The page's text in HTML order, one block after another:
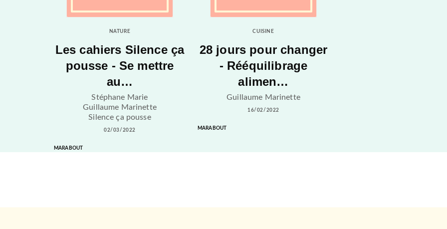
NATURE
Les cahiers Silence ça
pousse - Se mettre
au…
Stéphane Marie
Guillaume Marinette
Silence ça pousse
02/03/2022
MARABOUT
CUISINE
28 jours pour changer
- Rééquilibrage
alimen…
Guillaume Marinette
16/02/2022
MARABOUT